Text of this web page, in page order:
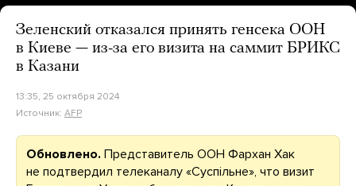
Зеленский отказался принять генсека ООН
в Киеве — из-за его визита на саммит БРИКС
в Казани
13:35, 25 октября 2024
Источник: AFP
Обновлено. Представитель ООН Фархан Хак
не подтвердил телеканалу «Суспільне», что визит